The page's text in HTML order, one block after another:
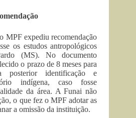
MPF expediu recomendação
os estudos antropológicos
(MS). No documento
o prazo de 8 meses para
identificação e
indígena, caso fosse
da área. A Funai não
o que fez o MPF adotar as
a omissão da instituição.